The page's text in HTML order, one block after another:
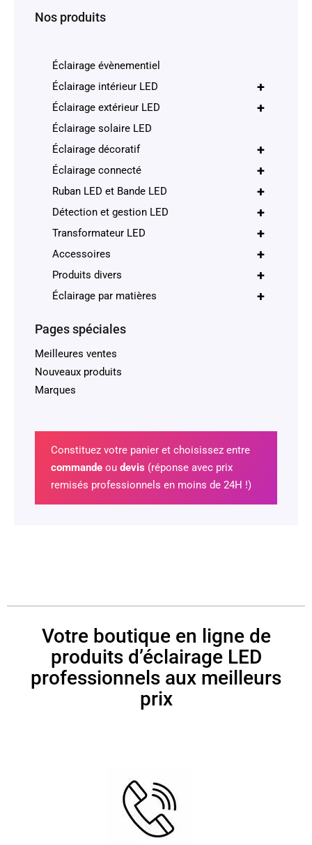
Nos produits
Éclairage évènementiel
+
Éclairage intérieur LED
+
Éclairage extérieur LED
Éclairage solaire LED
+
Éclairage décoratif
+
Éclairage connecté
+
Ruban LED et Bande LED
+
Détection et gestion LED
+
Transformateur LED
+
Accessoires
+
Produits divers
+
Éclairage par matières
Pages spéciales
Meilleures ventes
Nouveaux produits
Marques
Constituez votre panier et choisissez entre
commandeou devis (réponse avec prix
remisés professionnels en moins de 24H !)
Votre boutique en ligne de
produits d’éclairage LED
professionnels aux meilleurs
prix